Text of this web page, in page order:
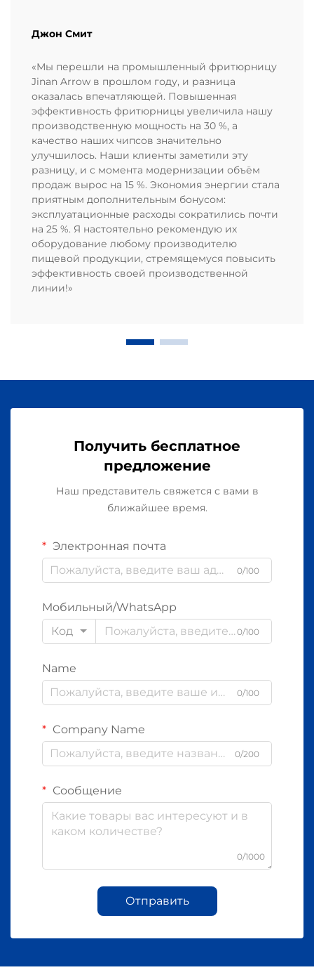
Джон Смит
«Мы перешли на промышленный фритюрницу
Jinan Arrow в прошлом году, и разница
оказалась впечатляющей. Повышенная
эффективность фритюрницы увеличила нашу
производственную мощность на 30 %, а
качество наших чипсов значительно
улучшилось. Наши клиенты заметили эту
разницу, и с момента модернизации объём
продаж вырос на 15 %. Экономия энергии стала
приятным дополнительным бонусом:
эксплуатационные расходы сократились почти
на 25 %. Я настоятельно рекомендую их
оборудование любому производителю
пищевой продукции, стремящемуся повысить
эффективность своей производственной
линии!»
Получить бесплатное
предложение
Наш представитель свяжется с вами в
ближайшее время.
Электронная почта
0/100
Мобильный/WhatsApp
Код
0/100
Name
0/100
Company Name
0/200
Сообщение
0/1000
Отправить